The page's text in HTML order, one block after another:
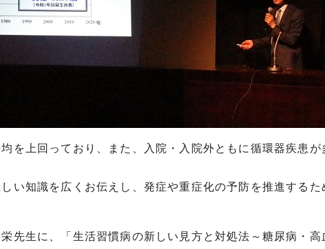
を上回っており、また、入院・入院外ともに循環器疾患が
い知識を広くお伝えし、発症や重症化の予防を推進する
先生に、「生活習慣病の新しい見方と対処法～糖尿病・高